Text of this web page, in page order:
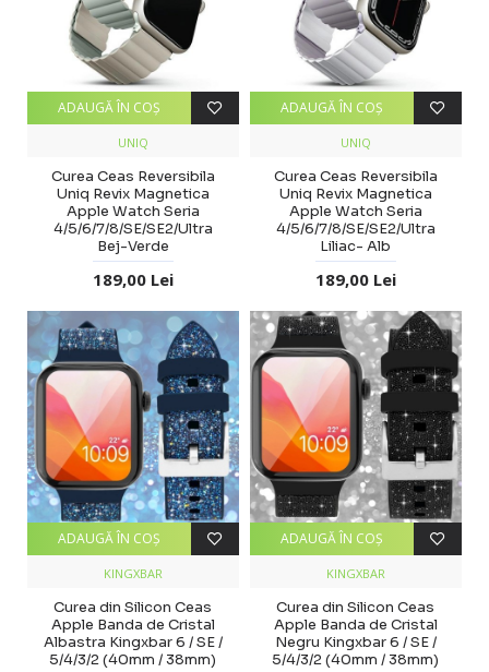
UNIQ
Curea Ceas Reversibila
Uniq Revix Magnetica
Apple Watch Seria
4/5/6/7/8/SE/SE2/Ultra
Bej-Verde
189,00 Lei
ADAUGĂ ÎN COŞ
UNIQ
Curea Ceas Reversibila
Uniq Revix Magnetica
Apple Watch Seria
4/5/6/7/8/SE/SE2/Ultra
Liliac- Alb
189,00 Lei
ADAUGĂ ÎN COŞ
KINGXBAR
Curea din Silicon Ceas
Apple Banda de Cristal
Albastra Kingxbar 6 / SE /
5/4/3/2 (40mm / 38mm)
ADAUGĂ ÎN COŞ
KINGXBAR
Curea din Silicon Ceas
Apple Banda de Cristal
Negru Kingxbar 6 / SE /
5/4/3/2 (40mm / 38mm)
ADAUGĂ ÎN COŞ